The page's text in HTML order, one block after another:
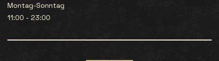
Montag-Sonntag
11:00 - 23:00